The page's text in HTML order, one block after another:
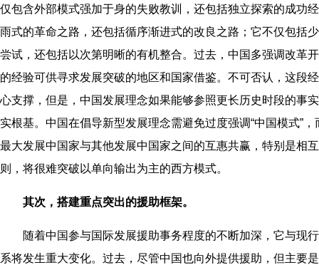
仅包含外部模式强加于身的失败教训，还包括独立探索的成功
雨式的革命之路，还包括循序渐进式的改良之路；它不仅包括
尝试，还包括以次第明晰的有机整合。过去，中国多强调改革
的经验可供寻求发展突破的地区和国家借鉴。不可否认，这段
心支撑，但是，中国发展理念如果能够参照更长历史时段的事
实根基。中国在倡导新型发展理念需避免过度强调“中国模式”
最大发展中国家与其他发展中国家之间的互惠共赢，特别是相
则，将很难突破以单向输出为主的西方模式。
其次，搭建重点突出的援助框架。
随着中国参与国际发展援助事务程度的不断加深，它与现
系将发生重大变化。过去，尽管中国也向外提供援助，但主要